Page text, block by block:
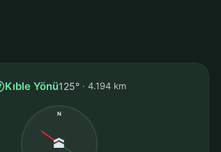
Kıble Yönü125° 4.194 km
N
🕋